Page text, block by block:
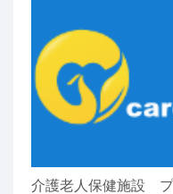
介護老人保健施設